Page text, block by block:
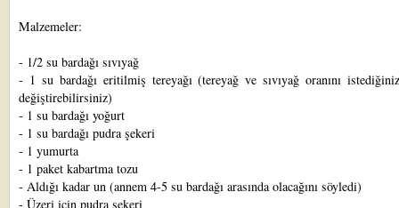
Malzemeler:
- 1/2 su bardağı sıvıyağ
- 1 su bardağı eritilmiş tereyağı (tereyağ ve sıvıyağ oranını
değiştirebilirsiniz)
- 1 su bardağı yoğurt
- 1 su bardağı pudra şekeri
- 1 yumurta
- 1 paket kabartma tozu
- Aldığı kadar un (annem 4-5 su bardağı arasında olacağını söyledi)
- Üzeri için pudra şekeri